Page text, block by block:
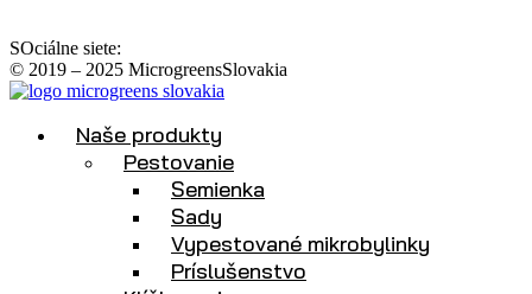
SOciálne siete:
© 2019 – 2025 MicrogreensSlovakia
Naše produkty
Pestovanie
Semienka
Sady
Vypestované mikrobylinky
Príslušenstvo